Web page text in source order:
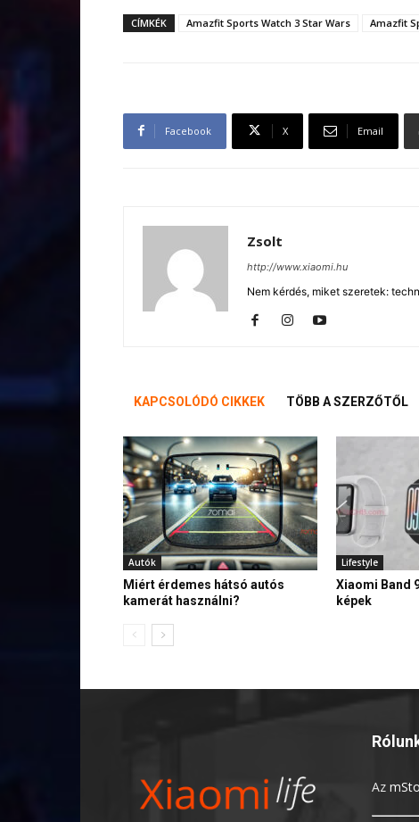
CÍMKÉK Amazfit Sports Watch 3 Star Wars Amazfit
Facebook X Email
Zsolt
http://www.xiaomi.hu
Nem kérdés, miket szeretek:
KAPCSOLÓDÓ CIKKEK TÖBB A SZERZŐTŐL
Autók
Miért érdemes hátsó autós
kamerát használni?
Lifestyle
Xiaomi Band
képek
Az